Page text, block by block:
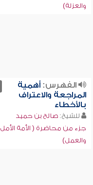
والعزلة)
الفهرس:أهمية
المراجعة والاعتراف
بالأخطاء
للشيخ:صالح بن حميد
جزء من محاضرة ( الأمة الأمل
والعمل)